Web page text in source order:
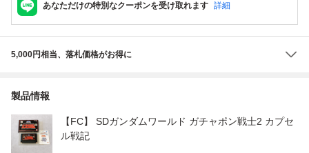
あなただけの特別なクーポンを受け取れます 詳細
5,000円相当、落札価格がお得に
製品情報
【FC】 SDガンダムワールド ガチャポン戦士2 カプセ
ル戦記